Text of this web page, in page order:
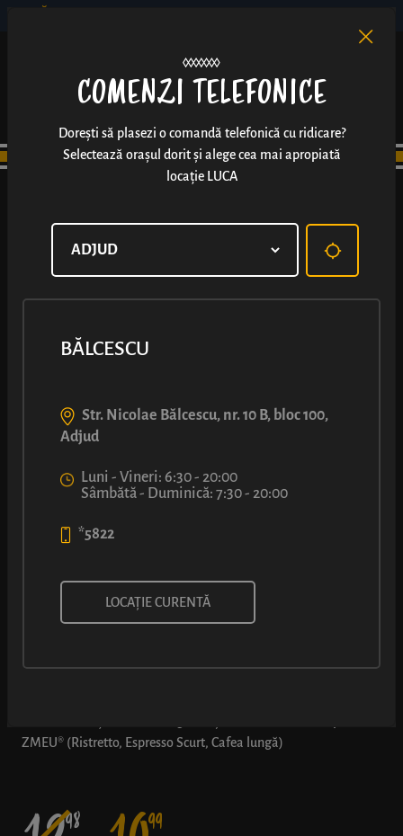
comBUNație: Covrig cu cașcaval
+ cafea simplă ZMEU
ZMEU® (Ristretto, Espresso Scurt, Cafea lungă)
98 99
COMENZI TELEFONICE
Dorești să plasezi o comandă telefonică cu ridicare?
Selectează orașul dorit și alege cea mai apropiată
locație LUCA
BĂLCESCU
Str. Nicolae Bălcescu, nr. 10 B, bloc 100,
Adjud
Luni - Vineri: 6:30 - 20:00
Sâmbătă - Duminică: 7:30 - 20:00
*5822
LOCAȚIE CURENTĂ